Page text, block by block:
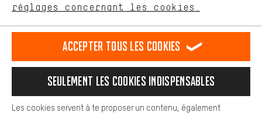
français english Deutsch español
RÉSILIER LE CONTRAT Communauté d'Aix-la-Chapelle
Programme d'affiliation Mentions Légales Protection des données
Conditions générales de vente Plateforme d'Alerte
Reprise des batteries Corepile Paramètres de cookies
réglages concernant les cookies.
est plus confortable. Avec les cookies de confort, nous
Nous pouvons ainsi mettre à ta disposition d'autres contenus et
informations utiles. De plus, tu as la possibilité d'utiliser des
facilement les bons produits. Par exemple, nous proposons une
facilement aux questions.
Accepter tous les cookies
Seulement les cookies indispensables
Les cookies servent à te proposer un contenu, également